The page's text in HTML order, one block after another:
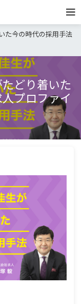
た今の時代の採用手法
どり着いた
プロファイ